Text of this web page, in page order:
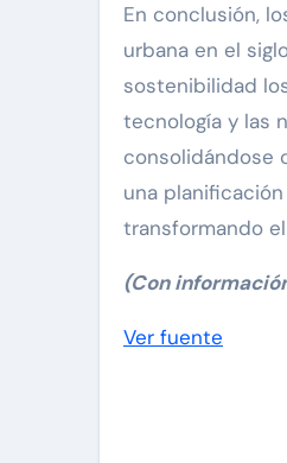
En conclusión,
urbana en el
sostenibilidad
tecnología y las
consolidándose
una
transformando
(Con
Ver fuente